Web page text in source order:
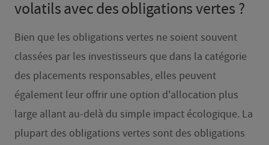
volatils avec des obligations vertes ?
Bien que les obligations vertes ne soient souvent
classées par les investisseurs que dans la catégorie
des placements responsables, elles peuvent
également leur offrir une option d'allocation plus
large allant au-delà du simple impact écologique. La
plupart des obligations vertes sont des obligations